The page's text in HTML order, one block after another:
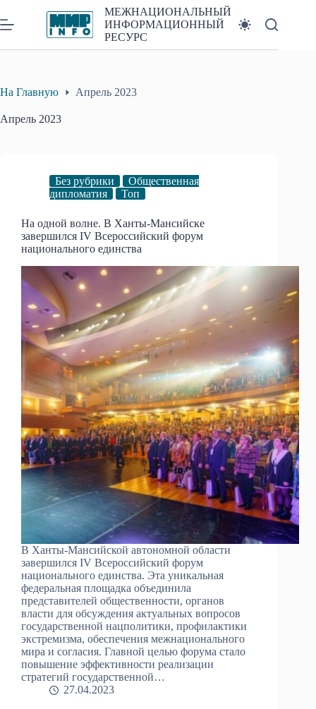
к
сути
МЕЖНАЦИОНАЛЬНЫЙ
ИНФОРМАЦИОННЫЙ
РЕСУРС
На Главную Апрель 2023
Апрель 2023
Без рубрики
Общественная
дипломатия
Топ
На одной волне. В Ханты-Мансийске
завершился IV Всероссийский форум
национального единства
В Ханты-Мансийской автономной области
завершился IV Всероссийский форум
национального единства. Эта уникальная
федеральная площадка объединила
представителей общественности, органов
власти для обсуждения актуальных вопросов
государственной нацполитики, профилактики
экстремизма, обеспечения межнационального
мира и согласия. Главной целью форума стало
повышение эффективности реализации
стратегий государственной…
27.04.2023